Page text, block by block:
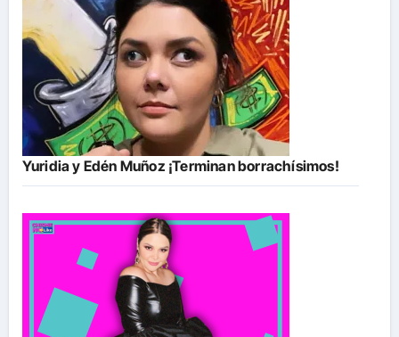
Yuridia y Edén Muñoz ¡Terminan borrachísimos!